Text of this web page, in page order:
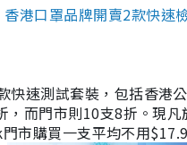
香港口罩品牌開賣2款快
快速測試套裝，包括香
，而門市則10支8折。現
市購買一支平均不用